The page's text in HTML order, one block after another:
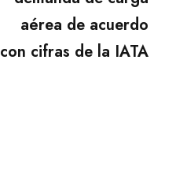
aérea de acuerdo
con cifras de la IATA